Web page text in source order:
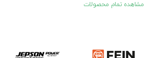
مشاهده تمام محصولات